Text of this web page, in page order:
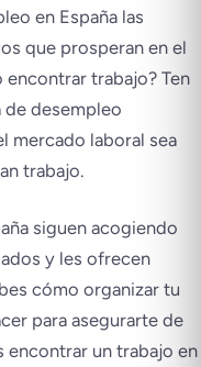
en España las
que prosperan en el
encontrar trabajo? Ten
de desempleo
mercado laboral sea
trabajo.
siguen acogiendo
y les ofrecen
cómo organizar tu
para asegurarte de
encontrar un trabajo en